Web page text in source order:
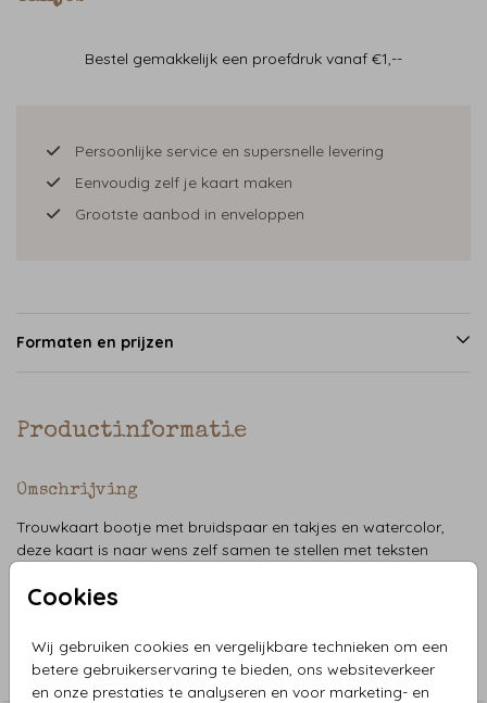
Cookies
Wij gebruiken cookies en vergelijkbare technieken om een
betere gebruikerservaring te bieden, ons websiteverkeer
en onze prestaties te analyseren en voor marketing- en
Bestel gemakkelijk een proefdruk vanaf €1,--
Persoonlijke service en supersnelle levering
Eenvoudig zelf je kaart maken
Grootste aanbod in enveloppen
Formaten en prijzen
Productinformatie
Omschrijving
Trouwkaart bootje met bruidspaar en takjes en watercolor,
deze kaart is naar wens zelf samen te stellen met teksten
Trouwkaarten